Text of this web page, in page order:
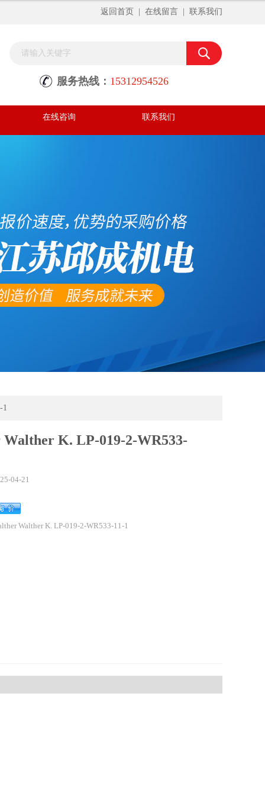
返回首页 在线留言 联系我们
服务热线： 15312954526
在线咨询 联系我们
1
K. LP-019-2-WR533-
04-21
Walther K. LP-019-2-WR533-11-1